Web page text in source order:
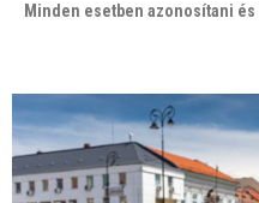
Minden esetben azonosítani